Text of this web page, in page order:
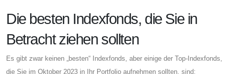
Die besten Indexfonds, die Sie in
Betracht ziehen sollten
Es gibt zwar keinen „besten“ Indexfonds, aber einige der Top-Indexfonds,
die Sie im Oktober 2023 in Ihr Portfolio aufnehmen sollten, sind: